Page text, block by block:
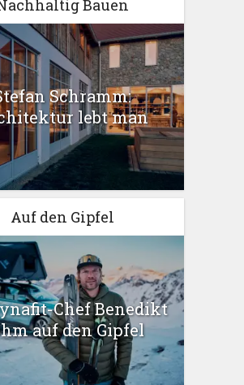
Bauen
Schramm:
lebt man
Auf den Gipfel
Chef Benedikt
auf den Gipfel